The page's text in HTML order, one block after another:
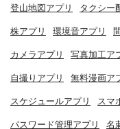
登山地図アプリ タクシー
株アプリ 環境音アプリ
カメラアプリ 写真加工ア
自撮りアプリ 無料漫画ア
スケジュールアプリ スマ
パスワード管理アプリ 名